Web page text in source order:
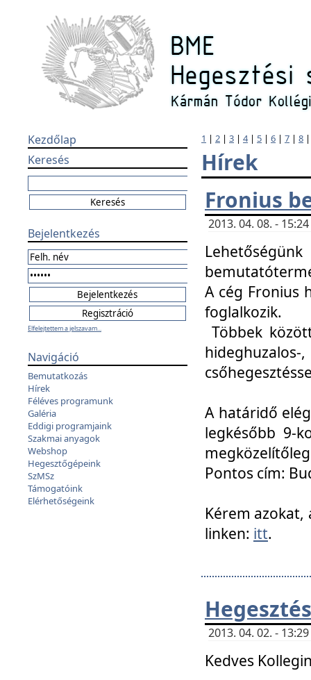
Kezdőlap
Keresés
Bejelentkezés
Elfelejtettem a jelszavam...
Navigáció
Bemutatkozás
Hírek
Féléves programunk
Galéria
Eddigi programjaink
Szakmai anyagok
Webshop
Hegesztőgépeink
SzMSz
Támogatóink
Elérhetőségeink
1 | 2 | 3 | 4| 5 | 6 | 7 | 8
Hírek
Fronius
2013. 04. 08. -
A cég Fronius
foglalkozik.
Többek
A határidő
legkésőbb 9-
Pontos cím:
Kérem azokat,
linken: itt.
2013. 04. 02. -
Kedves